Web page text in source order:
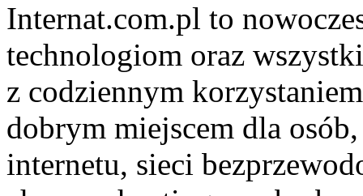
Internat.com.pl to
technologiom oraz
z codziennym
dobrym miejscem dla
internetu, sieci